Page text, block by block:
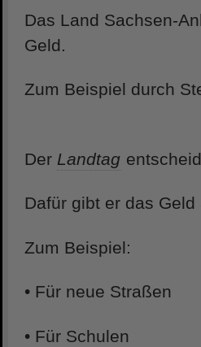
Das Land Sachsen-
Geld.
Zum Beispiel durch
Der Landtag
Dafür gibt er das Geld
Zum Beispiel:
• Für neue Straßen
• Für Schulen